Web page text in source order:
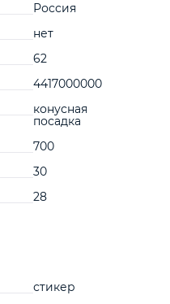
Россия
нет
62
4417000000
конусная
посадка
700
30
28
стикер